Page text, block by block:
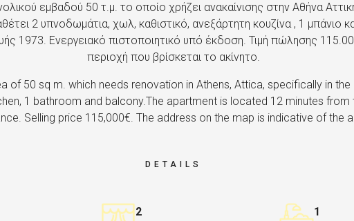
εμβαδού 50 τ.μ. το οποίο χρήζει ανακαίνισης στην Αθήνα
2 υπνοδωμάτια, χωλ, καθιστικό, ανεξάρτητη κουζίνα , 1 μπάνιο
Ενεργειακό πιστοποιητικό υπό έκδοση. Τιμή πώλησης
περιοχή που βρίσκεται το ακίνητο.
of ​​50 sq m. which needs renovation in Athens, Attica, specifically in
1 bathroom and balcony.The apartment is located 12 minutes
Selling price 115,000€. The address on the map is indicative of the
DETAILS
2
1